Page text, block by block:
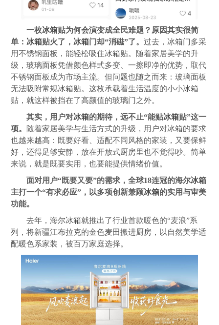
一枚冰箱贴为何会演变成全民难题？原因其实很简
单： 冰箱贴火了， 冰箱门却“消磁”了。过去， 冰箱门多采
用不锈钢面板，能轻松吸住冰箱贴。随着家居美学的升
级，玻璃面板凭借颜色样式多变、一擦即净的优势，取代
不锈钢面板成为市场主流。但问题也随之而来：玻璃面板
无法吸附常规冰箱贴。这枚承载着生活温度的小小冰箱
贴，就这样被挡在了高颜值的玻璃门之外。
其实，用户对冰箱的期待，远不止“能贴冰箱贴”这一
项。 随着家居美学与生活方式的升级，用户对冰箱的要求
也越来越高：既要好看、适配不同风格的家装，又要保鲜
好，还得足够安静，放在开放式厨房里也不觉得吵。简单
来说，就是既要实用，也要能提供情绪价值。
面对用户“既要又要”的需求，全球18连冠的海尔冰箱
主打一个“有求必应”，以多项创新兼顾冰箱的实用与审美
功能。
去年，海尔冰箱就推出了行业首款暖色的“麦浪”系
列，将新疆江布拉克的金色麦田搬进厨房 ，以自然美学适
配暖色系家装，被百万家庭选择。